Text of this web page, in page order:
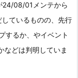
24/08/01メンテから
ているものの、先行
するか、やイベント
などは判明していま